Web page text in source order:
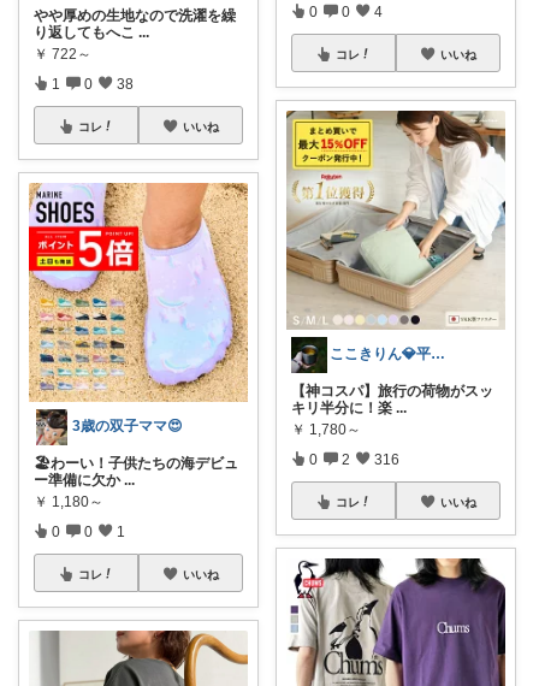
やや厚めの生地なので洗濯を繰
り返してもへこ ...
￥ 722～
1 0 38
コレ いいね
3歳の双子ママ😍
🏖️わーい！子供たちの海デビュ
ー準備に欠か ...
￥ 1,180～
0 0 1
コレ いいね
0 0 4
コレ いいね
ここきりん💎平日ラクするワーママ
【神コスパ】旅行の荷物がスッ
キリ半分に！楽 ...
￥ 1,780～
0 2 316
コレ いいね